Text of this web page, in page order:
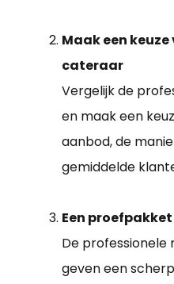
Maak een
cateraar
Vergelijk de
en maak een
aanbod, de
gemiddelde
Een
De
geven een